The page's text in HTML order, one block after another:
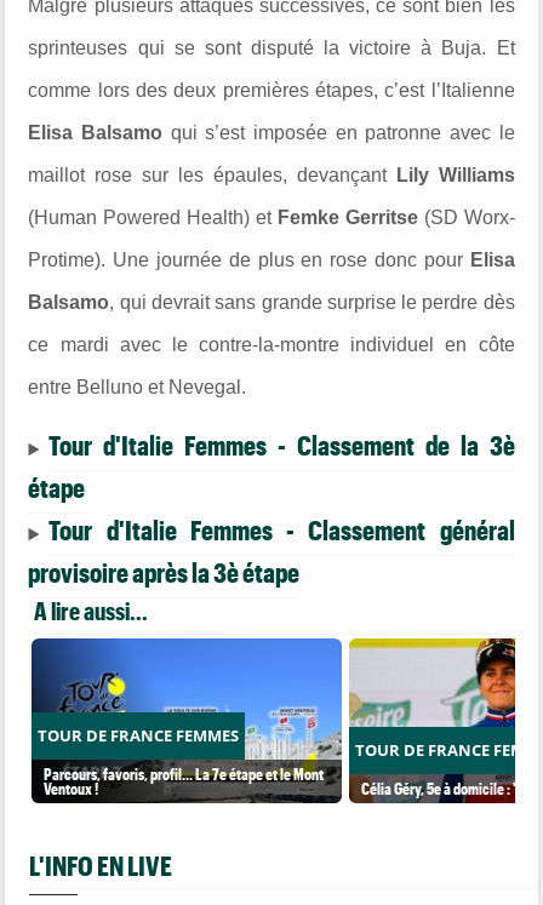
Malgré plusieurs attaques successives, ce sont bien les
sprinteuses qui se sont disputé la victoire à Buja. Et
comme lors des deux premières étapes, c’est l’Italienne
Elisa Balsamo qui s’est imposée en patronne avec le
maillot rose sur les épaules, devançant Lily Williams
(Human Powered Health) et Femke Gerritse(SD Worx-
Protime). Une journée de plus en rose donc pour Elisa
Balsamo, qui devrait sans grande surprise le perdre dès
ce mardi avec le contre-la-montre individuel en côte
entre Belluno et Nevegal .
Tour d'Italie Femmes - Classement de la 3è
étape
Tour d'Italie Femmes - Classement général
provisoire après la 3è étape
A lire aussi...
TOUR DE FRANCE FEMMES
Parcours, favoris, profil… La 7e étape et le Mont
Ventoux !
TOUR DE FRANCE
Célia Géry, 5e à domicile :
L'INFO EN LIVE